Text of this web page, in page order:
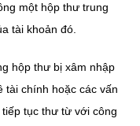
một hộp thư trung
tài khoản đó.
hộp thư bị xâm nhập
tài chính hoặc các vấn
tục thư từ với công